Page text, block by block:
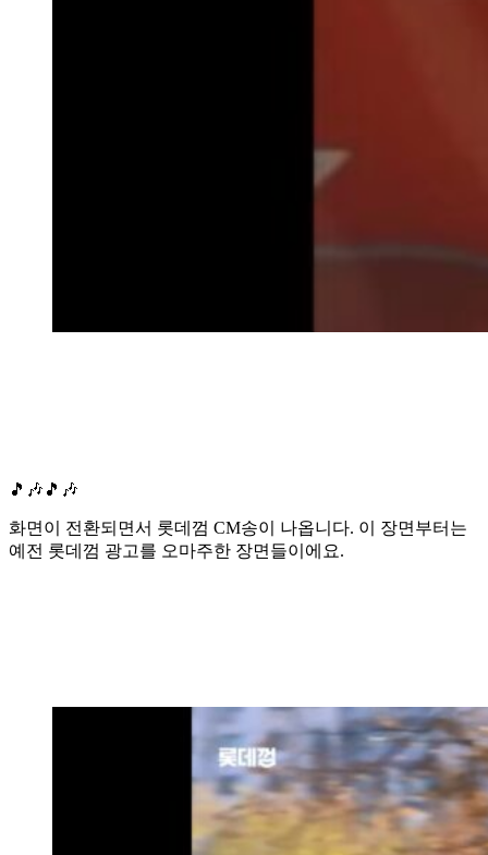
🎵🎶🎵🎶
화면이 전환되면서 롯데껌 CM송이 나옵니다. 이 장면부터는
예전 롯데껌 광고를 오마주한 장면들이에요.